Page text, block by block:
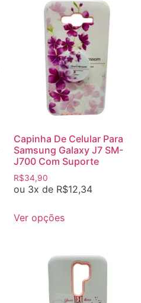
Capinha De Celular Para
Samsung Galaxy J7 SM-
J700 Com Suporte
R$34,90
ou 3x de R$12,34
Ver opções